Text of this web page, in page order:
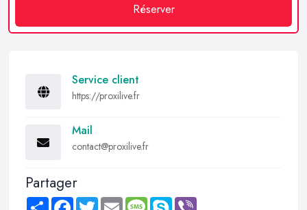
Réserver
Service client
https://proxilive.fr
Mail
contact@proxilive.fr
Partager
Share FacebookTwitter Email MessageSkype